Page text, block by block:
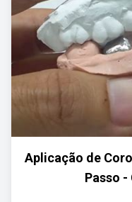
Aplicação de
Passo